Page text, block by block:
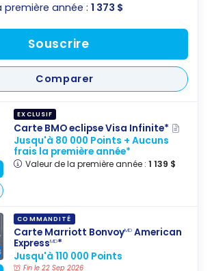
première année :1 373 $
Souscrire
Comparer
EXCLUSIF
Carte BMO eclipse Visa Infinite*
Jusqu'à 80 000 Points + Aucuns
frais la première année*
Valeur de la première année : 1 139 $
COMMANDITÉ
Carte Marriott BonvoyMD American
ExpressMD*
Jusqu'à 110 000 Points
Fin le 22 Sep 2026